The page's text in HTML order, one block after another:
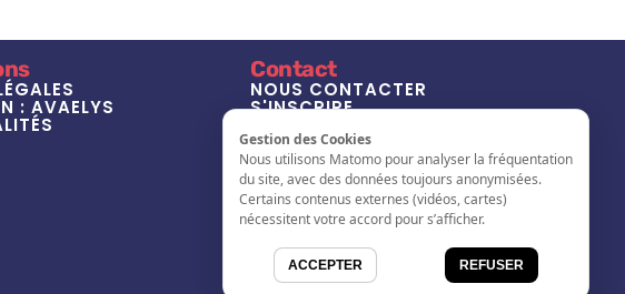
Gestion des Cookies
Nous utilisons Matomo pour analyser la fréquentation
du site, avec des données toujours anonymisées.
Certains contenus externes (vidéos, cartes)
nécessitent votre accord pour s’afficher.
ACCEPTER REFUSER
: AVAELYS
Contact
NOUS CONTACTER
S'INSCRIRE